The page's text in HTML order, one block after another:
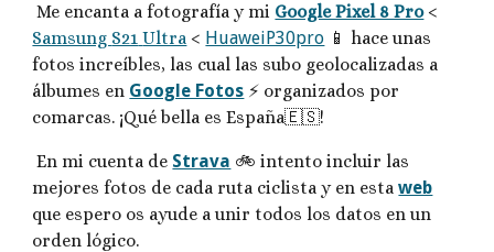
Me encanta a fotografía y mi Google Pixel 8 Pro<
Samsung S21 Ultra < HuaweiP30pro 📱 hace unas
fotos increíbles, las cual las subo geolocalizadas a
álbumes en Google Fotos ⚡ organizados por
comarcas. ¡Qué bella es España🇪🇸!
En mi cuenta de Strava 🚲 intento incluir las
mejores fotos de cada ruta ciclista y en estaweb
que espero os ayude a unir todos los datos en un
orden lógico.